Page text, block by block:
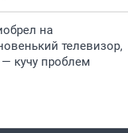
на
телевизор,
кучу проблем